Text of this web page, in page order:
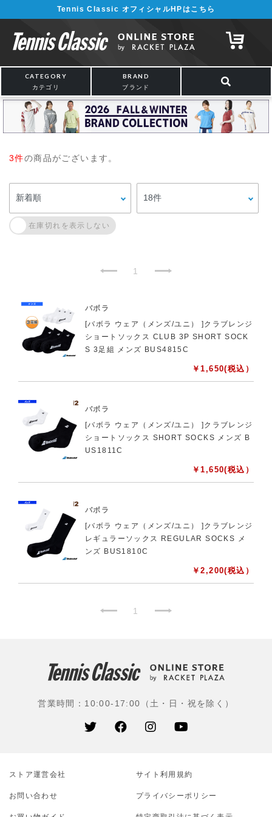
Tennis Classic オフィシャルHPはこちら
CATEGORY
カテゴリ
BRAND
ブランド
3件の商品がございます。
1
バボラ
[バボラ ウェア（メンズ/ユニ） ]クラブレンジ
ショートソックス CLUB 3P SHORT SOCK
S 3足組 メンズ BUS4815C
￥1,650(税込）
バボラ
[バボラ ウェア（メンズ/ユニ） ]クラブレンジ
ショートソックス SHORT SOCKS メンズ B
US1811C
￥1,650(税込）
バボラ
[バボラ ウェア（メンズ/ユニ） ]クラブレンジ
レギュラーソックス REGULAR SOCKS メ
ンズ BUS1810C
￥2,200(税込）
1
営業時間：10:00-17:00（土・日・祝を除く）
ストア運営会社 サイト利⽤規約
お問い合わせ プライバシーポリシー